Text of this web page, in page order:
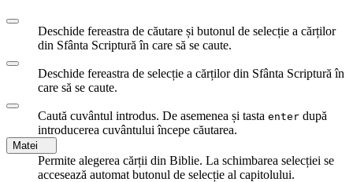
Deschide fereastra de căutare și butonul de selecție a cărților
din Sfânta Scriptură în care să se caute.
Deschide fereastra de selecție a cărților din Sfânta Scriptură în
care să se caute.
Caută cuvântul introdus. De asemenea și tasta enter după
introducerea cuvântului începe căutarea.
Matei
Permite alegerea cărții din Biblie. La schimbarea selecției se
accesează automat butonul de selecție al capitolului.